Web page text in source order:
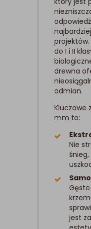
projektów.
do I i II
drewna
odmian.
Kluczowe
mm to:
Nie
jest